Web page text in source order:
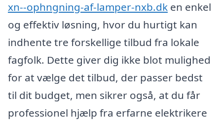
xn--ophngning-af-lamper-nxb.dk en enkel
og effektiv løsning, hvor du hurtigt kan
indhente tre forskellige tilbud fra lokale
fagfolk. Dette giver dig ikke blot mulighed
for at vælge det tilbud, der passer bedst
til dit budget, men sikrer også, at du får
professionel hjælp fra erfarne elektrikere